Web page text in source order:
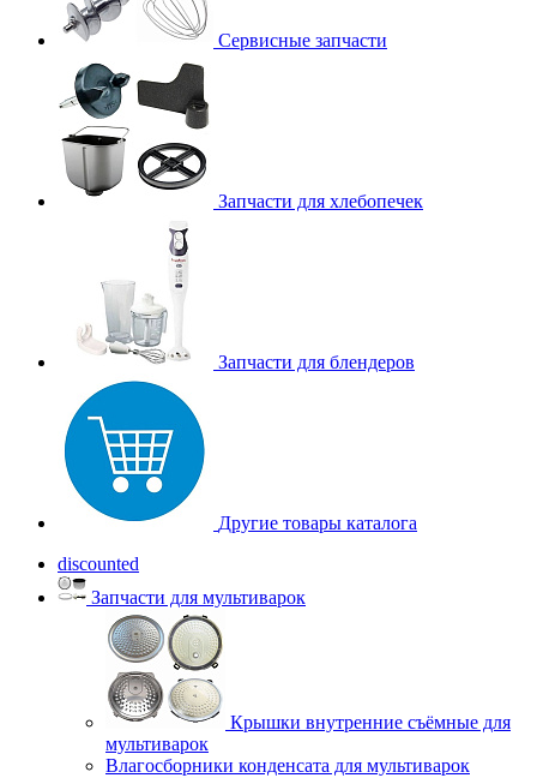
Сервисные запчасти
Запчасти для хлебопечек
Запчасти для блендеров
Другие товары каталога
discounted
Запчасти для мультиварок
Крышки внутренние съёмные для
мультиварок
Влагосборники конденсата для мультиварок